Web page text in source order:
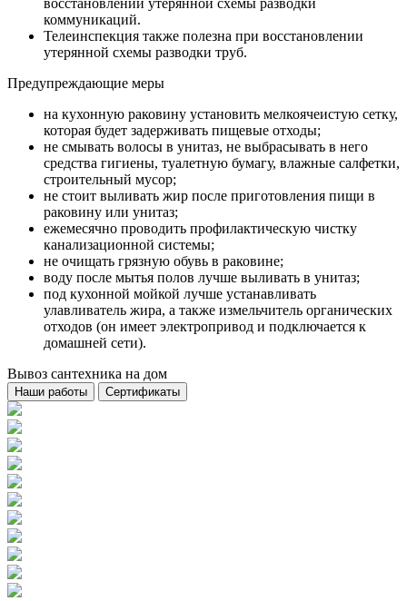
коммуникаций.
Телеинспекция также полезна при восстановлении
утерянной схемы разводки труб.
Предупреждающие меры
на кухонную раковину установить мелкоячеистую сетку,
которая будет задерживать пищевые отходы;
не смывать волосы в унитаз, не выбрасывать в него
средства гигиены, туалетную бумагу, влажные салфетки,
строительный мусор;
не стоит выливать жир после приготовления пищи в
раковину или унитаз;
ежемесячно проводить профилактическую чистку
канализационной системы;
не очищать грязную обувь в раковине;
воду после мытья полов лучше выливать в унитаз;
под кухонной мойкой лучше устанавливать
улавливатель жира, а также измельчитель органических
отходов (он имеет электропривод и подключается к
домашней сети).
Вывоз сантехника на дом
Наши работы Сертификаты